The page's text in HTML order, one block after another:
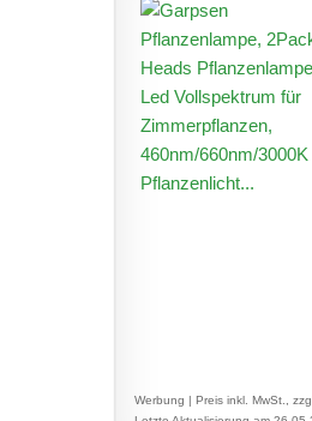
Werbung | Preis inkl. MwSt.,